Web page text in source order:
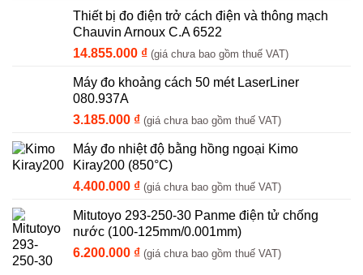
Thiết bị đo điện trở cách điện và thông mạch
Chauvin Arnoux C.A 6522
14.855.000 ₫ (giá chưa bao gồm thuế VAT)
Máy đo khoảng cách 50 mét LaserLiner
080.937A
3.185.000 ₫ (giá chưa bao gồm thuế VAT)
Máy đo nhiệt độ bằng hồng ngoại Kimo
Kiray200 (850°C)
4.400.000 ₫ (giá chưa bao gồm thuế VAT)
Mitutoyo 293-250-30 Panme điện tử chống
nước (100-125mm/0.001mm)
6.200.000 ₫ (giá chưa bao gồm thuế VAT)